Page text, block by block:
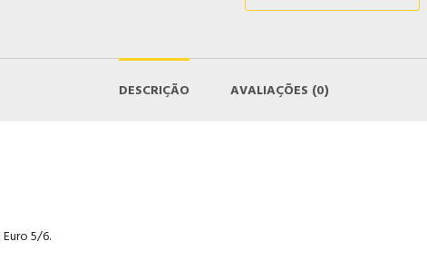
DESCRIÇÃO AVALIAÇÕES (0)
5/6.